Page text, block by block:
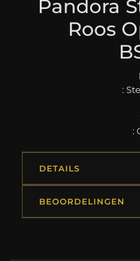
Pandora
Roos
:
:
DETAILS
BEOORDELINGEN